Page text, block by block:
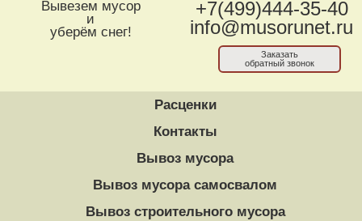
Вывезем мусор
и
уберём снег!
+7(499)444-35-40
info@musorunet.ru
Заказать
обратный звонок
Расценки
Контакты
Вывоз мусора
Вывоз мусора самосвалом
Вывоз строительного мусора